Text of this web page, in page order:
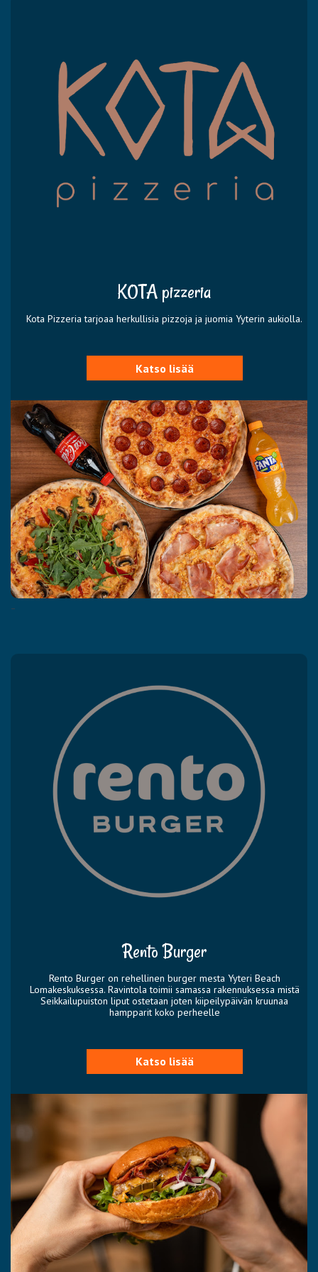
KOTA pizzeria
Kota Pizzeria tarjoaa herkullisia pizzoja ja juomia Yyterin aukiolla.
Katso lisää
-
Rento Burger
Rento Burger on rehellinen burger mesta Yyteri Beach
Lomakeskuksessa. Ravintola toimii samassa rakennuksessa mistä
Seikkailupuiston liput ostetaan joten kiipeilypäivän kruunaa
hampparit koko perheelle
Katso lisää